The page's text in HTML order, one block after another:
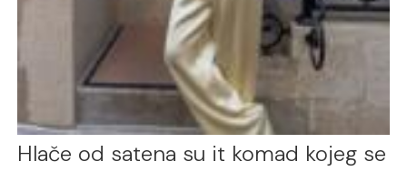
Hlače od satena su it komad kojeg se